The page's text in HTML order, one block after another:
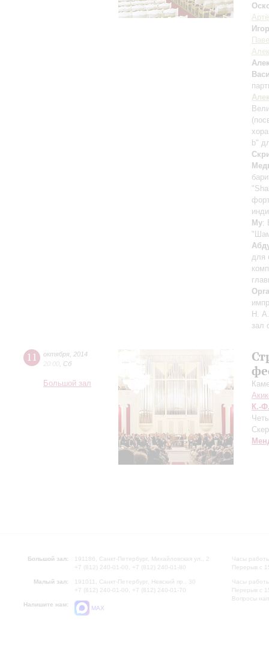
b"
Му:
для
Н.
зал
11 октября 2014
20:00 Сб
Большой зал
К.-
Большой зал:
191186, Санкт-Петербург, Михайловская ул., 2
+7 (812) 240-01-00, +7 (812) 240-01-80
Малый зал:
191011, Санкт-Петербург, Невский пр., 30
+7 (812) 240-01-00, +7 (812) 240-01-70
Напишите нам:
MAX
Часы
Перерыв с
Часы
Перерыв с
Вопросы